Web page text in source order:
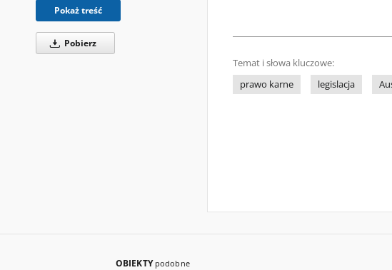
Pokaż treść
Pobierz
Temat i słowa kluczowe:
prawo karne
legislacja
OBIEKTY podobne